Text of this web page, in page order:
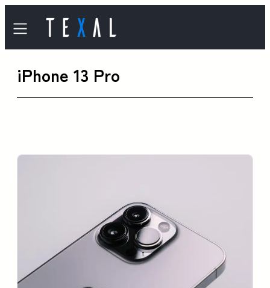
容
を
iPhone 13 Pro